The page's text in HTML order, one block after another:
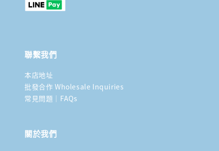
聯繫我們
本店地址
批發合作 Wholesale Inquiries
常見問題｜FAQs
關於我們